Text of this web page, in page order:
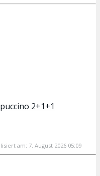
2+1+1
am: 7. August 2026 05:09